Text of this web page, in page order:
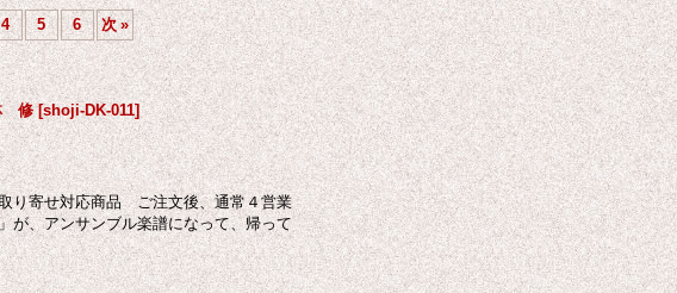
4 5 6 次 »
修 [shoji-DK-011]
り寄せ対応商品 ご注文後、通常４営業
が、アンサンブル楽譜になって、帰って